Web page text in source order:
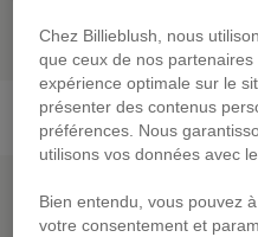
Sweat Zippé À Capuche
dès49,00 €
Chez Billieblush, nous
que ceux de nos
expérience optimale sur le
présenter des contenus
préférences. Nous
utilisons vos données avec
Bien entendu, vous pouvez
votre consentement et